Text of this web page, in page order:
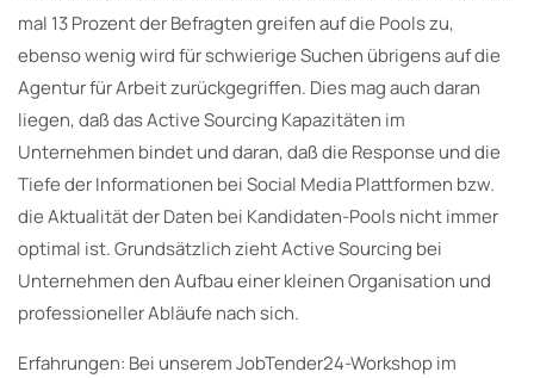
mal 13 Prozent der Befragten greifen auf die Pools zu,
ebenso wenig wird für schwierige Suchen übrigens auf die
Agentur für Arbeit zurückgegriffen. Dies mag auch daran
liegen, daß das Active Sourcing Kapazitäten im
Unternehmen bindet und daran, daß die Response und die
Tiefe der Informationen bei Social Media Plattformen bzw.
die Aktualität der Daten bei Kandidaten-Pools nicht immer
optimal ist. Grundsätzlich zieht Active Sourcing bei
Unternehmen den Aufbau einer kleinen Organisation und
professioneller Abläufe nach sich.
Erfahrungen: Bei unserem JobTender24-Workshop im